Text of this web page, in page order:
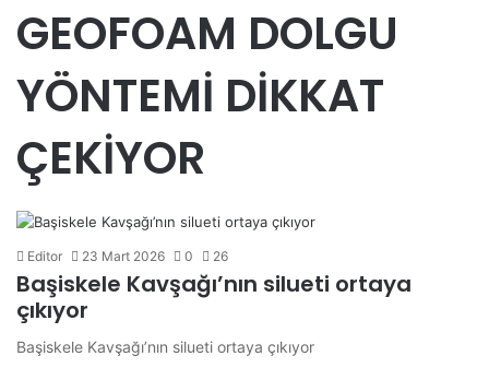
GEOFOAM DOLGU
YÖNTEMİ DİKKAT
ÇEKİYOR
Editor 23 Mart 2026 0 26
Başiskele Kavşağı’nın silueti ortaya
çıkıyor
Başiskele Kavşağı’nın silueti ortaya çıkıyor